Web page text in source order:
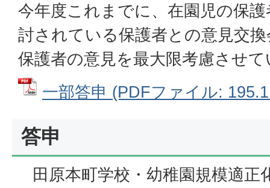
今年度これまでに、在園児の保
討されている保護者との意見交
保護者の意見を最大限考慮させ
一部答申 (PDFファイル:
答申
田原本町学校・幼稚園規模適正